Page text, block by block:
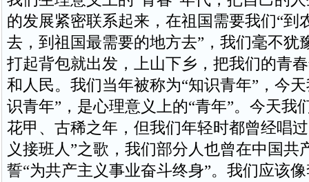
的发展紧密联系起来，在祖国需要我们“到
去，到祖国最需要的地方去”，我们毫不犹
打起背包就出发，上山下乡，把我们的青
和人民。我们当年被称为“知识青年”，今
识青年”，是心理意义上的“青年”。今天我
花甲、古稀之年，但我们年轻时都曾经唱
义接班人”之歌，我们部分人也曾在中国共
誓“为共产主义事业奋斗终身”。我们应该